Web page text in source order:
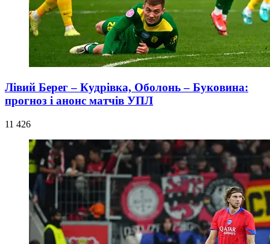
Лівий Берег – Кудрівка, Оболонь – Буковина:
прогноз і анонс матчів УПЛ
11 426